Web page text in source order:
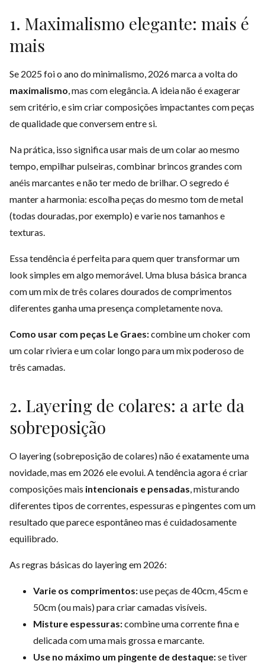
1. Maximalismo elegante: mais é
mais
Se 2025 foi o ano do minimalismo, 2026 marca a volta do
maximalismo, mas com elegância. A ideia não é exagerar
sem critério, e sim criar composições impactantes com peças
de qualidade que conversem entre si.
Na prática, isso significa usar mais de um colar ao mesmo
tempo, empilhar pulseiras, combinar brincos grandes com
anéis marcantes e não ter medo de brilhar. O segredo é
manter a harmonia: escolha peças do mesmo tom de metal
(todas douradas, por exemplo) e varie nos tamanhos e
texturas.
Essa tendência é perfeita para quem quer transformar um
look simples em algo memorável. Uma blusa básica branca
com um mix de três colares dourados de comprimentos
diferentes ganha uma presença completamente nova.
Como usar com peças Le Graes:combine umchokercom
umcolar rivierae umcolar longo para um mix poderoso de
três camadas.
2. Layering de colares: a arte da
sobreposição
O layering (sobreposição de colares) não é exatamente uma
novidade, mas em 2026 ele evolui. A tendência agora é criar
composições mais intencionais e pensadas, misturando
diferentes tipos de correntes, espessuras e pingentes com um
resultado que parece espontâneo mas é cuidadosamente
equilibrado.
As regras básicas do layering em 2026:
Varie os comprimentos:use peças de 40cm, 45cm e
50cm (ou mais) para criar camadas visíveis.
Misture espessuras:combine uma corrente fina e
delicada com uma mais grossa e marcante.
Use no máximo um pingente de destaque:se tiver